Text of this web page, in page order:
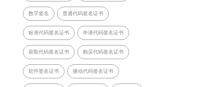
数字签名 普通代码签名证书
标准代码签名证书 申请代码签名证书
获取代码签名证书 购买代码签名证书
软件签名证书 驱动代码签名证书